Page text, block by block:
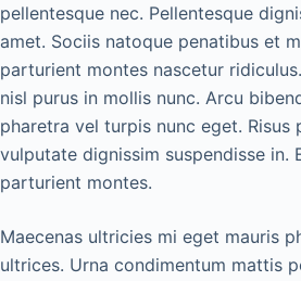
pellentesque nec. Pellentesque
amet. Sociis natoque penatibus et
parturient montes nascetur
nisl purus in mollis nunc. Arcu
pharetra vel turpis nunc eget. Risus
vulputate dignissim suspendisse in.
parturient montes.
Maecenas ultricies mi eget mauris
ultrices. Urna condimentum mattis